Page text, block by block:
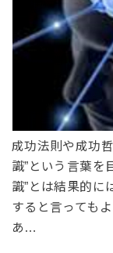
成功法則や成功
識”という言葉を
識”とは結果的に
すると言っても
あ…